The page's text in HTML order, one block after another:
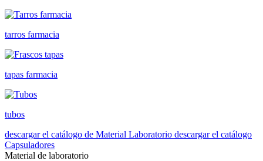
tarros farmacia
tapas farmacia
tubos
descargar el catálogo de Material Laboratorio descargar el catálogo
Capsuladores
Material de laboratorio